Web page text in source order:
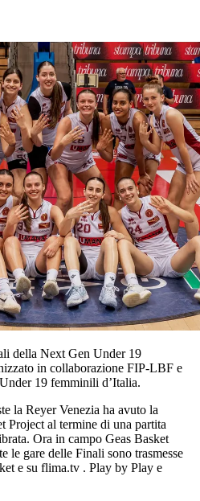
della Next Gen Under 19
in collaborazione FIP-LBF e
19 femminili d’Italia.
la Reyer Venezia ha avuto la
Project al termine di una partita
Ora in campo Geas Basket
le gare delle Finali sono trasmesse
e su flima.tv . Play by Play e